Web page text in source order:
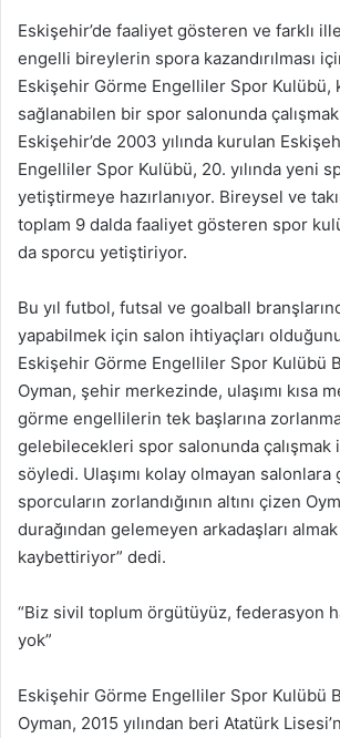
Eskişehir’de faaliyet gösteren ve farklı
engelli bireylerin spora kazandırılması
Eskişehir Görme Engelliler Spor Kulübü,
sağlanabilen bir spor salonunda
Eskişehir’de 2003 yılında kurulan
Engelliler Spor Kulübü, 20. yılında yeni
yetiştirmeye hazırlanıyor. Bireysel ve
toplam 9 dalda faaliyet gösteren spor
da sporcu yetiştiriyor.
Bu yıl futbol, futsal ve goalball
yapabilmek için salon ihtiyaçları
Eskişehir Görme Engelliler Spor Kulübü
Oyman, şehir merkezinde, ulaşımı kısa
görme engellilerin tek başlarına
gelebilecekleri spor salonunda çalışmak
söyledi. Ulaşımı kolay olmayan
sporcuların zorlandığının altını çizen
durağından gelemeyen arkadaşları
kaybettiriyor” dedi.
“Biz sivil toplum örgütüyüz, federasyon
yok”
Eskişehir Görme Engelliler Spor Kulübü
Oyman, 2015 yılından beri Atatürk